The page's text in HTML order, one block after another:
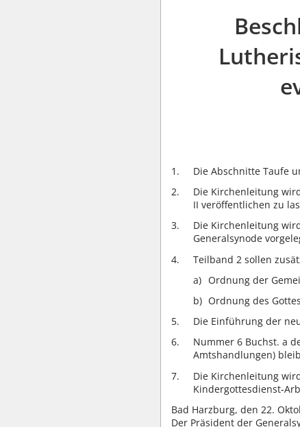
Die Abschnitte Taufe
Die Kirchenleitung
II veröffentlichen zu
Die Kirchenleitung
Generalsynode
Teilband 2 sollen
Ordnung der
Ordnung des
Die Einführung der
Nummer 6 Buchst. a
Amtshandlungen)
Die Kirchenleitung
Kindergottesdienst-
Bad Harzburg, den 22.
Der Präsident der